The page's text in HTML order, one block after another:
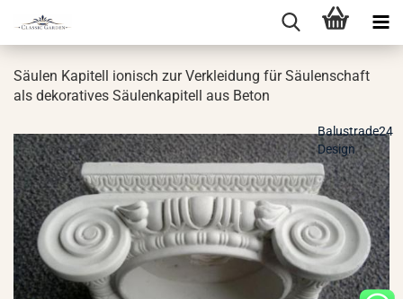
Säu­len Ka­pi­tell io­ni­sch zur Ver­klei­dung für Säu­len­schaft
als de­ko­ra­ti­ves Säu­len­ka­pi­tell aus Beton
Balustrade24
Design